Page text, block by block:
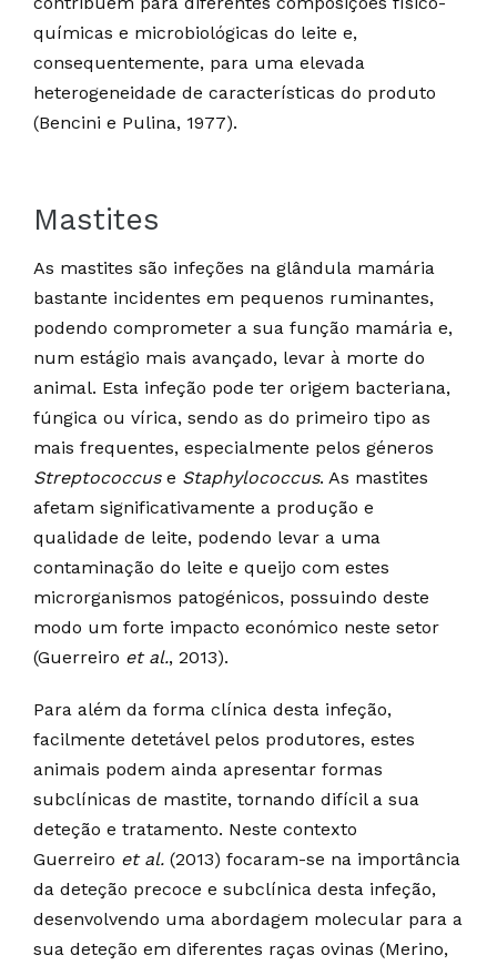
químicas e microbiológicas do leite e,
consequentemente, para uma elevada
heterogeneidade de características do produto
(Bencini e Pulina, 1977).
Mastites
As mastites são infeções na glândula mamária
bastante incidentes em pequenos ruminantes,
podendo comprometer a sua função mamária e,
num estágio mais avançado, levar à morte do
animal. Esta infeção pode ter origem bacteriana,
fúngica ou vírica, sendo as do primeiro tipo as
mais frequentes, especialmente pelos géneros
Streptococcuse Staphylococcus. As mastites
afetam significativamente a produção e
qualidade de leite, podendo levar a uma
contaminação do leite e queijo com estes
microrganismos patogénicos, possuindo deste
modo um forte impacto económico neste setor
(Guerreiro et al., 2013).
Para além da forma clínica desta infeção,
facilmente detetável pelos produtores, estes
animais podem ainda apresentar formas
subclínicas de mastite, tornando difícil a sua
deteção e tratamento. Neste contexto
Guerreiro et al. (2013) focaram-se na importância
da deteção precoce e subclínica desta infeção,
desenvolvendo uma abordagem molecular para a
sua deteção em diferentes raças ovinas (Merino,